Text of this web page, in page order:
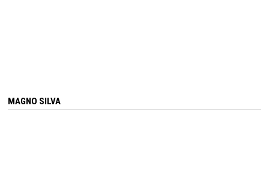
MAGNO SILVA